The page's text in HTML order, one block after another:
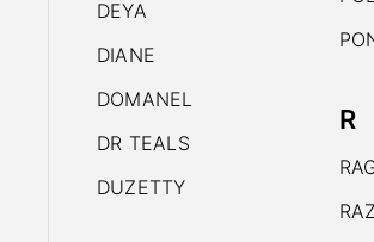
DEYA
DIANE
DOMANEL
DR TEALS
DUZETTY
R